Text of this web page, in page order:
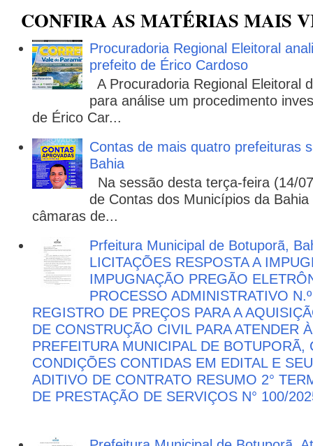
CONFIRA AS MATÉRIAS MAIS
Procuradoria Regional Eleitoral
prefeito de Érico Cardoso
A Procuradoria Regional Eleitoral
para análise um procedimento
de Érico Car...
Contas de mais quatro prefeituras
Bahia
Na sessão desta terça-feira (14/
de Contas dos Municípios da
câmaras de...
Prfeitura Municipal de Botuporã,
LICITAÇÕES RESPOSTA A
IMPUGNAÇÃO PREGÃO
PROCESSO ADMINISTRATIVO
REGISTRO DE PREÇOS PARA A
DE CONSTRUÇÃO CIVIL PARA ATENDER
PREFEITURA MUNICIPAL DE
CONDIÇÕES CONTIDAS EM EDITAL E
ADITIVO DE CONTRATO RESUMO 2°
DE PRESTAÇÃO DE SERVIÇOS N° 100/